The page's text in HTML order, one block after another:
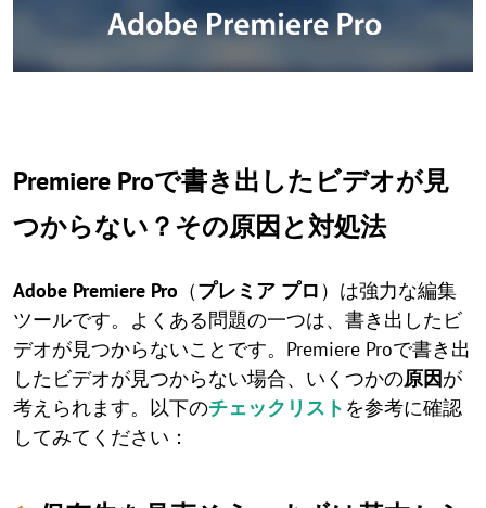
Premiere Proで書き出したビデオが見
つからない？その原因と対処法
Adobe Premiere Pro （プレミア プロ ）は強力な編集
ツールです。よくある問題の一つは、書き出したビ
デオが見つからないことです。Premiere Proで書き出
したビデオが見つからない場合、いくつかの原因が
考えられます。以下のチェックリスト を参考に確認
してみてください：